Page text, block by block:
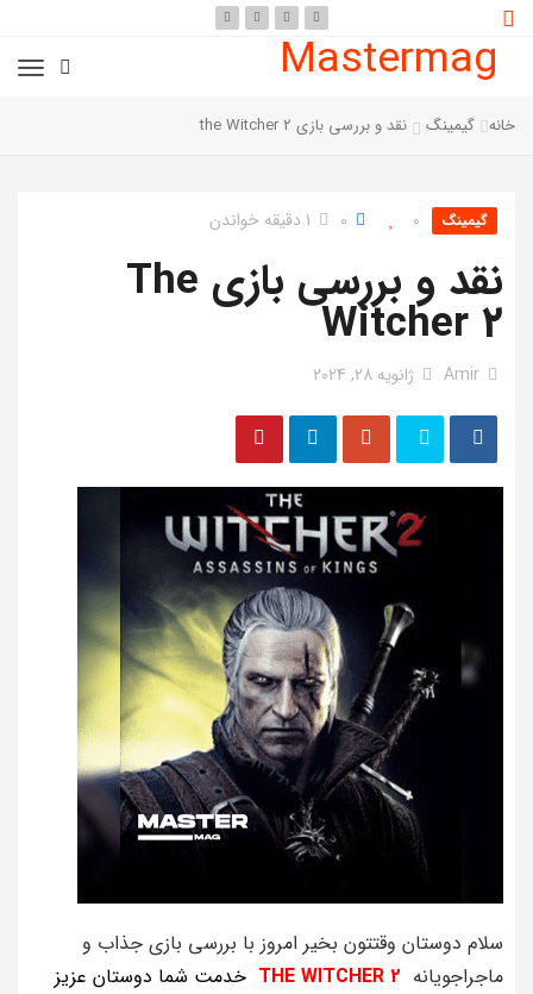
Mastermag
خانه گیمینگ نقد و بررسی بازی the Witcher 2
گیمینگ 0
0 1 دقیقه خواندن
نقد و بررسی بازی The
Witcher 2
Amir ژانویه 28, 2024
سلام دوستان وقتتون بخیر امروز با بررسی بازی جذاب و
ماجراجویانه
THE WITCHER 2
خدمت شما دوستان عزیز